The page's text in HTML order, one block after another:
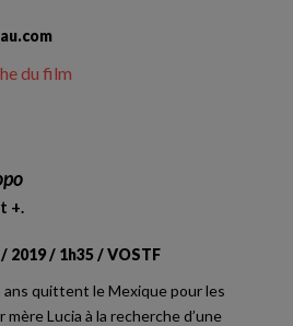
du film
+.
/ 1h35 / VOSTF
ans quittent le Mexique pour les
Lucia à la recherche d’une